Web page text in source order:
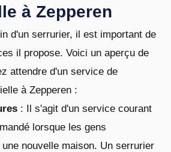
à Zepperen
d'un serrurier, il est important de
il propose. Voici un aperçu de
attendre d'un service de
à Zepperen :
: Il s'agit d'un service courant
lorsque les gens
nouvelle maison. Un serrurier